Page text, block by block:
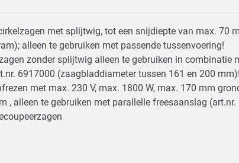
met splijtwig, tot een snijdiepte van max. 70
alleen te gebruiken met passende tussenvoering!
zonder splijtwig alleen te gebruiken in
6917000 (zaagbladdiameter tussen 161 en 200 mm)!
met max. 230 V, max. 1800 W, max. 170 mm
, alleen te gebruiken met parallelle freesaanslag